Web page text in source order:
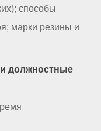
способы
марки резины и
и должностные